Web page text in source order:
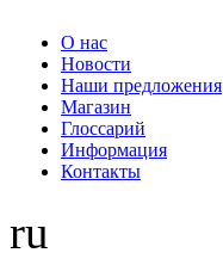
О нас
Новости
Наши предложения
Магазин
Глоссарий
Информация
Контакты
ru